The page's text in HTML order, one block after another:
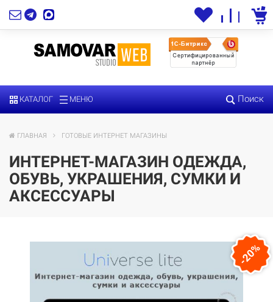
КАТАЛОГ МЕНЮ Поиск
ГЛАВНАЯ ГОТОВЫЕ ИНТЕРНЕТ МАГАЗИНЫ
ИНТЕРНЕТ-МАГАЗИН ОДЕЖДА,
ОБУВЬ, УКРАШЕНИЯ, СУМКИ И
АКСЕССУАРЫ
-20%